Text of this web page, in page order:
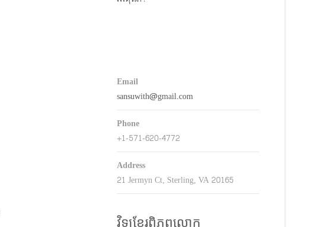
Email
sansuwith@gmail.com
Phone
+1-571-620-4772
Address
21 Jermyn Ct, Sterling, VA 20165
វិទ្យុខ្មែរពិភពលោក